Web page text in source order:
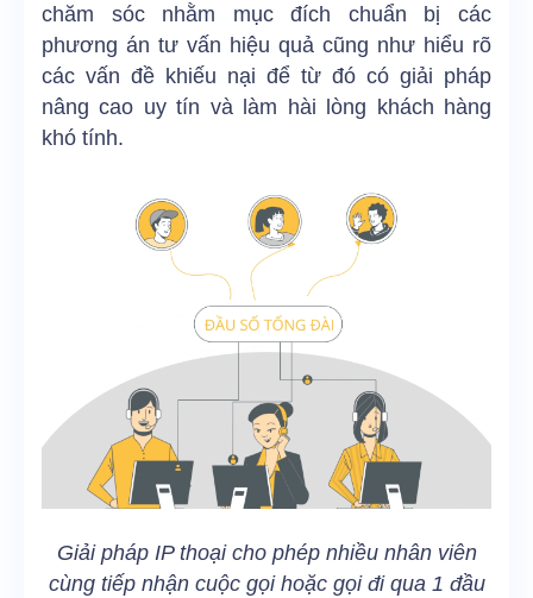
chăm sóc nhằm mục đích chuẩn bị các
phương án tư vấn hiệu quả cũng như hiểu rõ
các vấn đề khiếu nại để từ đó có giải pháp
nâng cao uy tín và làm hài lòng khách hàng
khó tính.
Giải pháp IP thoại cho phép nhiều nhân viên
cùng tiếp nhận cuộc gọi hoặc gọi đi qua 1 đầu